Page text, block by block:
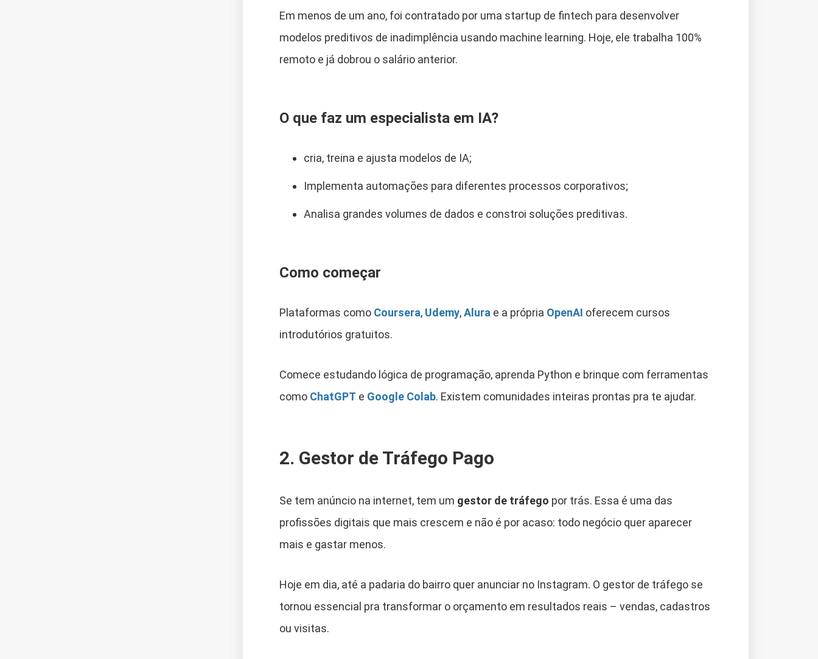
Em menos de um ano, foi contratado por uma startup de fintech para desenvolver
modelos preditivos de inadimplência usando machine learning. Hoje, ele trabalha 100%
remoto e já dobrou o salário anterior.
O que faz um especialista em IA?
cria, treina e ajusta modelos de IA;
Implementa automações para diferentes processos corporativos;
Analisa grandes volumes de dados e constroi soluções preditivas.
Como começar
Plataformas como Coursera, Udemy,Alura e a própria OpenAI oferecem cursos
introdutórios gratuitos.
Comece estudando lógica de programação, aprenda Python e brinque com ferramentas
como ChatGPT e Google Colab. Existem comunidades inteiras prontas pra te ajudar.
2. Gestor de Tráfego Pago
Se tem anúncio na internet, tem um gestor de tráfego por trás. Essa é uma das
profissões digitais que mais crescem e não é por acaso: todo negócio quer aparecer
mais e gastar menos.
Hoje em dia, até a padaria do bairro quer anunciar no Instagram. O gestor de tráfego se
tornou essencial pra transformar o orçamento em resultados reais – vendas, cadastros
ou visitas.